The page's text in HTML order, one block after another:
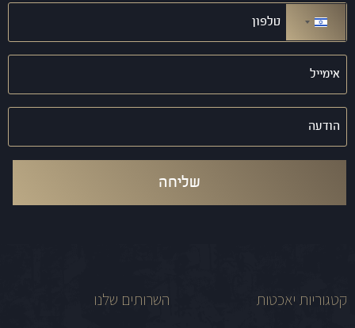
טלפון
(חובה)
ישראל +972
אימייל
(חובה)
הודעה
קטגוריות יאכטות השרותים שלנו